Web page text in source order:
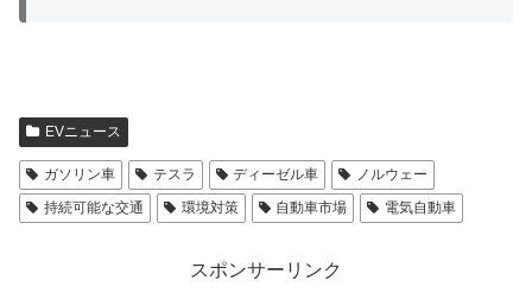
EVニュース
ガソリン車 テスラ ディーゼル車
ノルウェー
持続可能な交通
環境対策 自動車市場 電気自動車
スポンサーリンク